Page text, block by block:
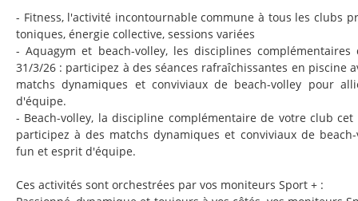
- Fitness, l'activité incontournable commune à tous les clubs
toniques, énergie collective, sessions variées
- Aquagym et beach-volley, les disciplines
31/3/26 : participez à des séances rafraîchissantes en piscine
matchs dynamiques et conviviaux de beach-volley pour
d'équipe.
- Beach-volley, la discipline complémentaire de votre club
participez à des matchs dynamiques et conviviaux de
fun et esprit d'équipe.
Ces activités sont orchestrées par vos moniteurs Sport + :